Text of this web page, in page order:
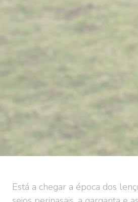
Está a chegar a época dos